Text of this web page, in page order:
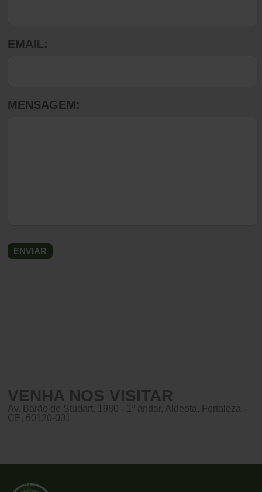
EMAIL:
MENSAGEM:
VENHA NOS VISITAR
Av. Barão de Studart, 1980 - 1º andar, Aldeota, Fortaleza -
CE, 60120-001